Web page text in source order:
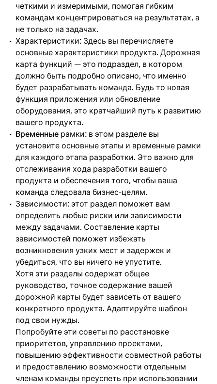
четкими и измеримыми, помогая гибким
командам концентрироваться на результатах, а
не только на задачах.
Характеристики: Здесь вы перечисляете
основные характеристики продукта. Дорожная
карта функций — это подраздел, в котором
должно быть подробно описано, что именно
будет разрабатывать команда. Будь то новая
функция приложения или обновление
оборудования, это кратчайший путь к развитию
вашего продукта.
Временные рамки: в этом разделе вы
установите основные этапы и временные рамки
для каждого этапа разработки. Это важно для
отслеживания хода разработки вашего
продукта и обеспечения того, чтобы ваша
команда следовала бизнес-целям.
Зависимости: этот раздел поможет вам
определить любые риски или зависимости
между задачами. Составление карты
зависимостей поможет избежать
возникновения узких мест и задержек и
убедиться, что вы ничего не упустите.
Хотя эти разделы содержат общее
руководство, точное содержание вашей
дорожной карты будет зависеть от вашего
конкретного продукта. Адаптируйте шаблон
под свои нужды.
Попробуйте эти советы по расстановке
приоритетов, управлению проектами,
повышению эффективности совместной работы
и предоставлению возможности отдельным
членам команды преуспеть при использовании